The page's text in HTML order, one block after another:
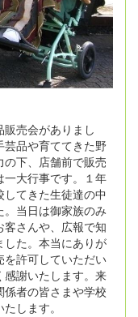
売会がありまし
芸品や育ててきた野
下、店舗前で販売
大行事です。１年
てきた生徒達の中
当日は御家族のみ
さんや、広報で知
した。本当にありが
を許可していただい
感謝いたします。来
者の皆さまや学校
します。